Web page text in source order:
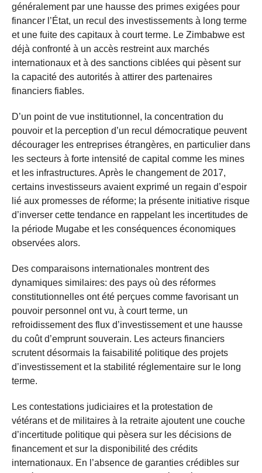
généralement par une hausse des primes exigées pour
financer l’État, un recul des investissements à long terme
et une fuite des capitaux à court terme. Le Zimbabwe est
déjà confronté à un accès restreint aux marchés
internationaux et à des sanctions ciblées qui pèsent sur
la capacité des autorités à attirer des partenaires
financiers fiables.
D’un point de vue institutionnel, la concentration du
pouvoir et la perception d’un recul démocratique peuvent
décourager les entreprises étrangères, en particulier dans
les secteurs à forte intensité de capital comme les mines
et les infrastructures. Après le changement de 2017,
certains investisseurs avaient exprimé un regain d’espoir
lié aux promesses de réforme; la présente initiative risque
d’inverser cette tendance en rappelant les incertitudes de
la période Mugabe et les conséquences économiques
observées alors.
Des comparaisons internationales montrent des
dynamiques similaires: des pays où des réformes
constitutionnelles ont été perçues comme favorisant un
pouvoir personnel ont vu, à court terme, un
refroidissement des flux d’investissement et une hausse
du coût d’emprunt souverain. Les acteurs financiers
scrutent désormais la faisabilité politique des projets
d’investissement et la stabilité réglementaire sur le long
terme.
Les contestations judiciaires et la protestation de
vétérans et de militaires à la retraite ajoutent une couche
d’incertitude politique qui pèsera sur les décisions de
financement et sur la disponibilité des crédits
internationaux. En l’absence de garanties crédibles sur